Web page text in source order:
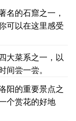
名的石窟之一，
可以在这里感受
大菜系之一，以
尝一尝。
阳的重要景点之
个赏花的好地